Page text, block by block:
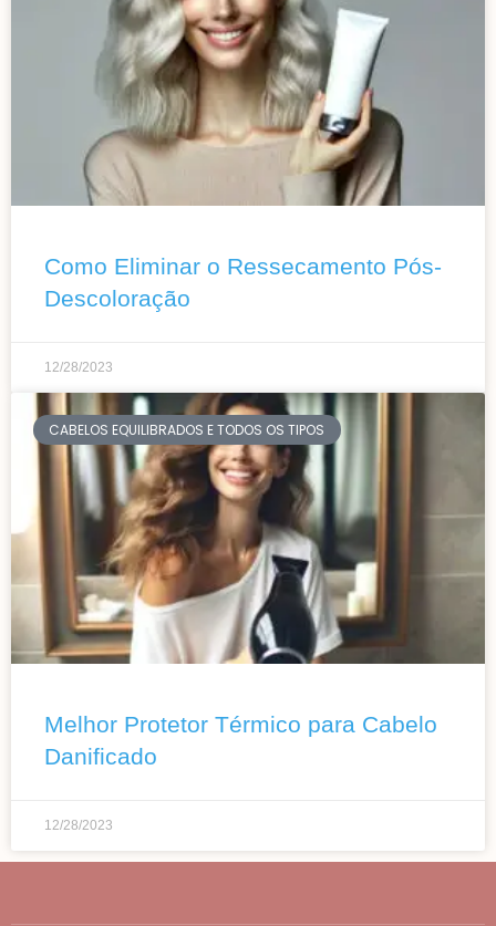
Como Eliminar o Ressecamento Pós-
Descoloração
12/28/2023
CABELOS EQUILIBRADOS E TODOS OS TIPOS
Melhor Protetor Térmico para Cabelo
Danificado
12/28/2023